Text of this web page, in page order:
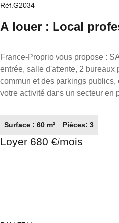
Réf.G2034
A louer : Local
France-Proprio vous propose : SAINT SERNIN : Local professionnel de 60 m² composé d'une
entrée, salle d'attente, 2 bureaux
commun et des parkings
votre activité dans un secteur en plein essor. À visiter sans tarder !
Immobilier partout en France.
Surface : 60 m² Pièces: 3
Loyer 680 €/mois